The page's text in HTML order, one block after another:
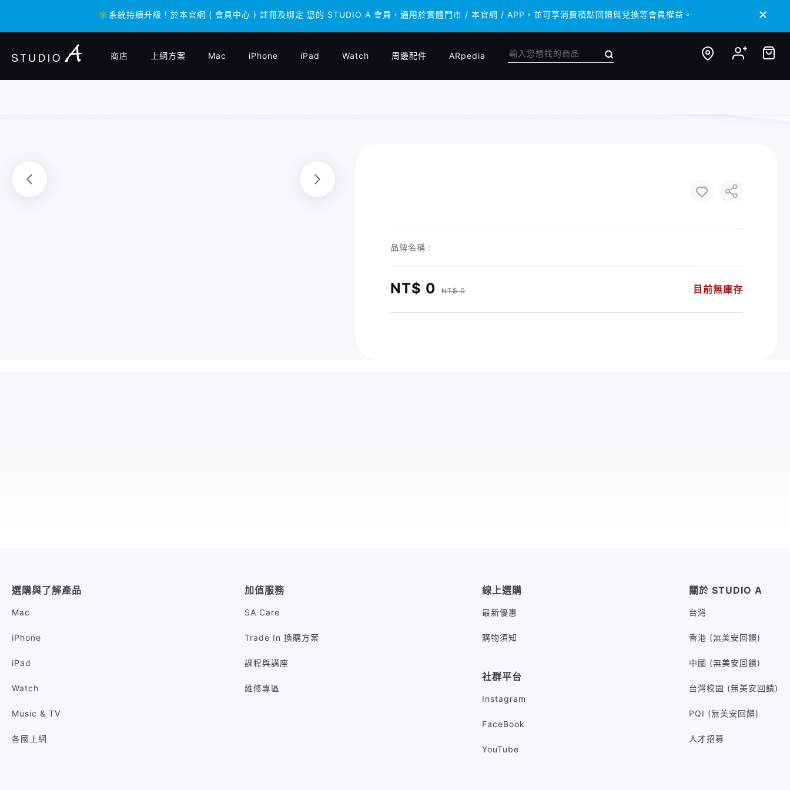
✳️系統持續升級！於本官網 ( 會員中心 ) 註冊及綁定 您的 STUDIO A 會員，通用於實體門市 / 本官網 / APP，並可享消費積點回饋與兌換等會員權益。
✳️系統持續升級！於本官網 ( 會員中心 ) 註冊及綁定 您的 STUDIO A 會員，通用於實體門市 / 本官網 / APP，並可享消費積點回饋與兌換等會員權益。
商店 上網方案 Mac iPhone iPad Watch 周邊配件 ARpedia
品牌名稱 :
NT$ 0 NT$ 0 目前無庫存
選購與了解產品
Mac
iPhone
iPad
Watch
Music & TV
各國上網
加值服務
SA Care
Trade In 換購方案
課程與講座
維修專區
線上選購
最新優惠
購物須知
社群平台
Instagram
FaceBook
YouTube
關於 STUDIO A
台灣
香港 (無美安回饋)
中國 (無美安回饋)
台灣校園 (無美安回饋)
PQI (無美安回饋)
人才招募